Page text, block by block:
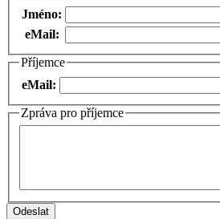
Jméno:
eMail:
Příjemce
eMail:
Zpráva pro příjemce